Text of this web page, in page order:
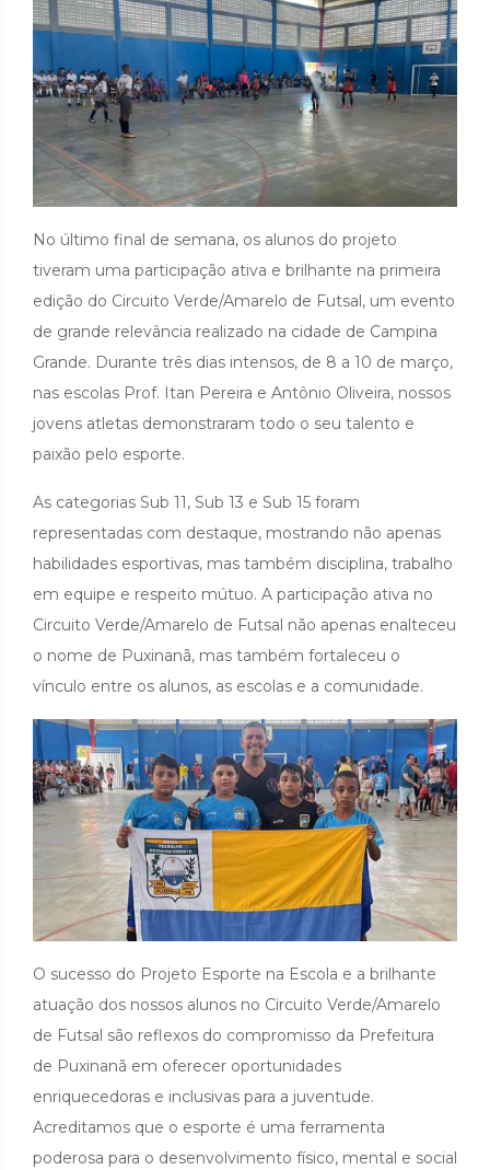
No último final de semana, os alunos do projeto
tiveram uma participação ativa e brilhante na primeira
edição do Circuito Verde/Amarelo de Futsal, um evento
de grande relevância realizado na cidade de Campina
Grande. Durante três dias intensos, de 8 a 10 de março,
nas escolas Prof. Itan Pereira e Antônio Oliveira, nossos
jovens atletas demonstraram todo o seu talento e
paixão pelo esporte.
As categorias Sub 11, Sub 13 e Sub 15 foram
representadas com destaque, mostrando não apenas
habilidades esportivas, mas também disciplina, trabalho
em equipe e respeito mútuo. A participação ativa no
Circuito Verde/Amarelo de Futsal não apenas enalteceu
o nome de Puxinanã, mas também fortaleceu o
vínculo entre os alunos, as escolas e a comunidade.
O sucesso do Projeto Esporte na Escola e a brilhante
atuação dos nossos alunos no Circuito Verde/Amarelo
de Futsal são reflexos do compromisso da Prefeitura
de Puxinanã em oferecer oportunidades
enriquecedoras e inclusivas para a juventude.
Acreditamos que o esporte é uma ferramenta
poderosa para o desenvolvimento físico, mental e social